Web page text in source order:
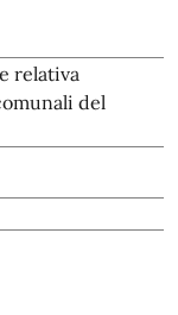
relativa
del